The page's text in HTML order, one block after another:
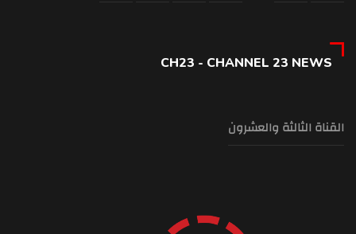
CH23 - CHANNEL 23 NEWS
القناة الثالثة والعشرون